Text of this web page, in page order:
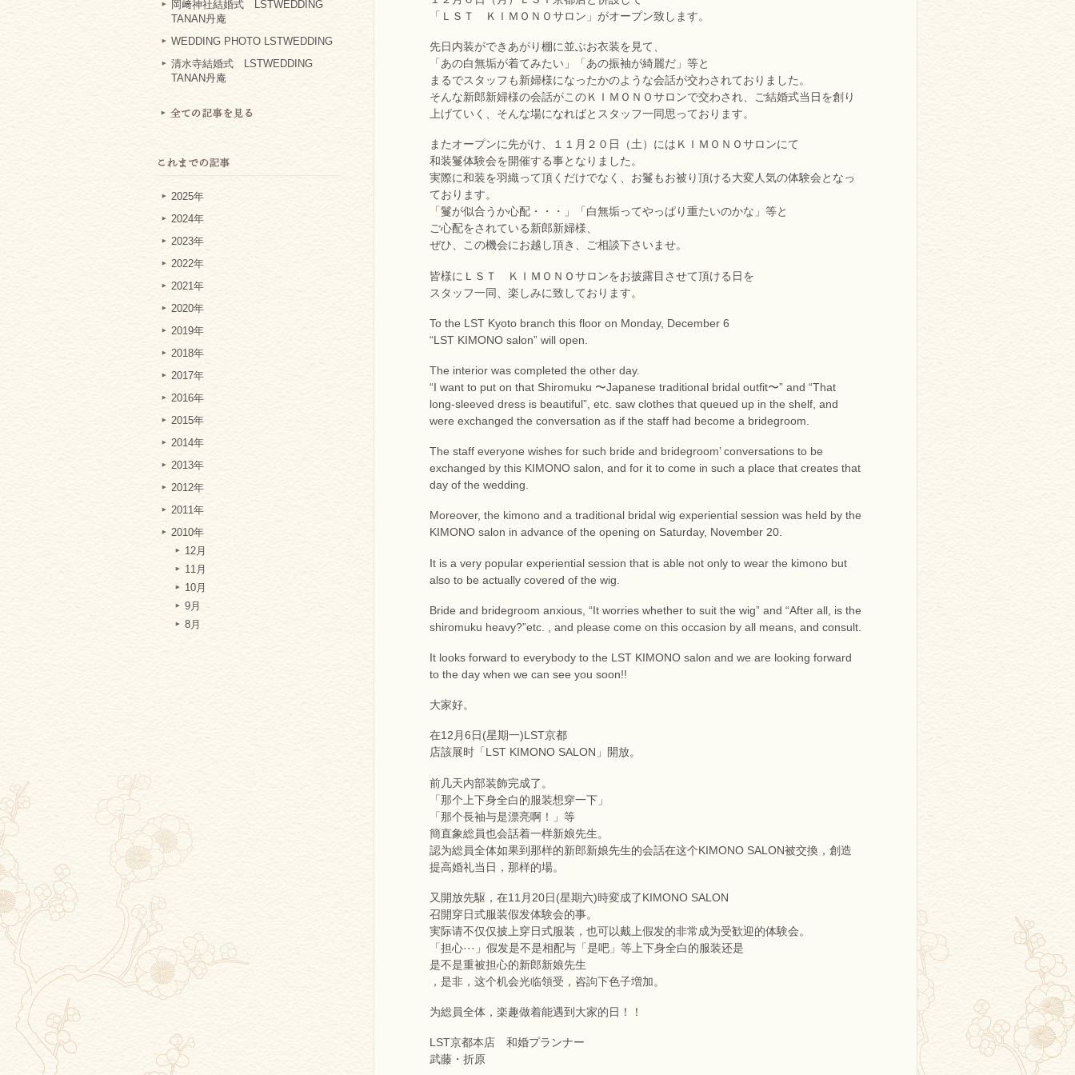
岡﨑神社結婚式 LSTWEDDING
TANAN丹庵
WEDDING PHOTO LSTWEDDING
清水寺結婚式 LSTWEDDING
TANAN丹庵
2025年
2024年
2023年
2022年
2021年
2020年
2019年
2018年
2017年
2016年
2015年
2014年
2013年
2012年
2011年
2010年
12月
11月
10月
9月
8月
「ＬＳＴ ＫＩＭＯＮＯサロン」がオープン致します。
先日内装ができあがり棚に並ぶお衣装を見て、
「あの白無垢が着てみたい」「あの振袖が綺麗だ」等と
まるでスタッフも新婦様になったかのような会話が交わされておりました。
そんな新郎新婦様の会話がこのＫＩＭＯＮＯサロンで交わされ、ご結婚式当日を創り
上げていく、そんな場になればとスタッフ一同思っております。
またオープンに先がけ、１１月２０日（土）にはＫＩＭＯＮＯサロンにて
和装鬘体験会を開催する事となりました。
実際に和装を羽織って頂くだけでなく、お鬘もお被り頂ける大変人気の体験会となっ
ております。
「鬘が似合うか心配・・・」「白無垢ってやっぱり重たいのかな」等と
ご心配をされている新郎新婦様、
ぜひ、この機会にお越し頂き、ご相談下さいませ。
皆様にＬＳＴ ＫＩＭＯＮＯサロンをお披露目させて頂ける日を
スタッフ一同、楽しみに致しております。
To the LST Kyoto branch this floor on Monday, December 6
“LST KIMONO salon” will open.
The interior was completed the other day.
“I want to put on that Shiromuku 〜Japanese traditional bridal outfit〜” and “That
long-sleeved dress is beautiful”, etc. saw clothes that queued up in the shelf, and
were exchanged the conversation as if the staff had become a bridegroom.
The staff everyone wishes for such bride and bridegroom’ conversations to be
exchanged by this KIMONO salon, and for it to come in such a place that creates that
day of the wedding.
Moreover, the kimono and a traditional bridal wig experiential session was held by the
KIMONO salon in advance of the opening on Saturday, November 20.
It is a very popular experiential session that is able not only to wear the kimono but
also to be actually covered of the wig.
Bride and bridegroom anxious, “It worries whether to suit the wig” and “After all, is the
shiromuku heavy?”etc. , and please come on this occasion by all means, and consult.
It looks forward to everybody to the LST KIMONO salon and we are looking forward
to the day when we can see you soon!!
大家好。
在12月6日(星期一)LST京都
店該展时「LST KIMONO SALON」開放。
前几天内部装飾完成了。
「那个上下身全白的服装想穿一下」
「那个長袖与是漂亮啊！」等
簡直象総員也会話着一样新娘先生。
認为総員全体如果到那样的新郎新娘先生的会話在这个KIMONO SALON被交換，創造
提高婚礼当日，那样的場。
又開放先駆，在11月20日(星期六)時変成了KIMONO SALON
召開穿日式服装假发体験会的事。
実际请不仅仅披上穿日式服装，也可以戴上假发的非常成为受歓迎的体験会。
「担心···」假发是不是相配与「是吧」等上下身全白的服装还是
是不是重被担心的新郎新娘先生
，是非，这个机会光临領受，咨訽下色子増加。
为総員全体，楽趣做着能遇到大家的日！！
LST京都本店 和婚プランナー
武藤・折原